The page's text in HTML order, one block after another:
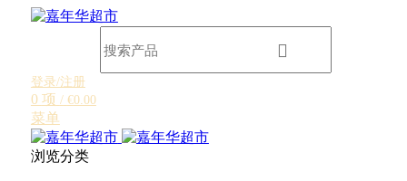
登录/注册
0 项 / €0.00
菜单
浏览分类